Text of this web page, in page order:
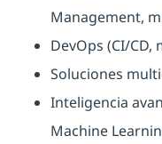
Management,
DevOps (CI/
Soluciones
Inteligencia
Machine